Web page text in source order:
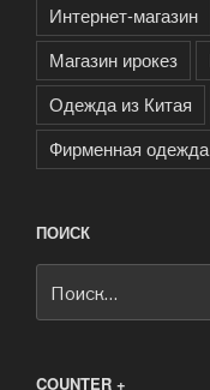
Интернет-магазин
Магазин ирокез
Одежда из Китая
Фирменная одежда
ПОИСК
COUNTER +